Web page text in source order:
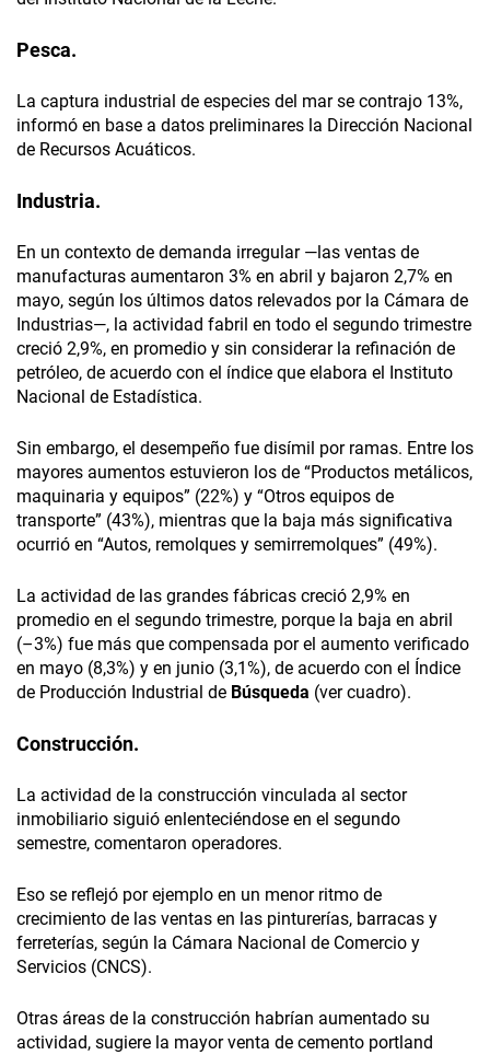
Pesca.
La captura industrial de especies del mar se contrajo 13%,
informó en base a datos preliminares la Dirección Nacional
de Recursos Acuáticos.
Industria.
En un contexto de demanda irregular —las ventas de
manufacturas aumentaron 3% en abril y bajaron 2,7% en
mayo, según los últimos datos relevados por la Cámara de
Industrias—, la actividad fabril en todo el segundo trimestre
creció 2,9%, en promedio y sin considerar la refinación de
petróleo, de acuerdo con el índice que elabora el Instituto
Nacional de Estadística.
Sin embargo, el desempeño fue disímil por ramas. Entre los
mayores aumentos estuvieron los de “Productos metálicos,
maquinaria y equipos” (22%) y “Otros equipos de
transporte” (43%), mientras que la baja más significativa
ocurrió en “Autos, remolques y semirremolques” (49%).
La actividad de las grandes fábricas creció 2,9% en
promedio en el segundo trimestre, porque la baja en abril
(–3%) fue más que compensada por el aumento verificado
en mayo (8,3%) y en junio (3,1%), de acuerdo con el Índice
de Producción Industrial de Búsqueda (ver cuadro).
Construcción.
La actividad de la construcción vinculada al sector
inmobiliario siguió enlenteciéndose en el segundo
semestre, comentaron operadores.
Eso se reflejó por ejemplo en un menor ritmo de
crecimiento de las ventas en las pinturerías, barracas y
ferreterías, según la Cámara Nacional de Comercio y
Servicios (CNCS).
Otras áreas de la construcción habrían aumentado su
actividad, sugiere la mayor venta de cemento portland